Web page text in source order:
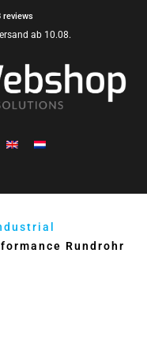
reviews
ab 10.08.
Rundrohr